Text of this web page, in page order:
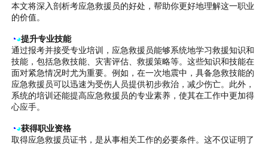
本文将深入剖析考应急救援员的好处，帮助你更好地理解这一职业
的价值。
◔◕提升专业技能
通过报考并接受专业培训，应急救援员能够系统地学习救援知识和
技能，包括急救技能、灾害评估、救援策略等。这些知识和技能在
面对紧急情况时尤为重要。例如，在一次地震中，具备急救技能的
应急救援员可以迅速为受伤人员提供初步救治，减少伤亡。此外，
系统的培训还能提高应急救援员的专业素养，使其在工作中更加得
心应手。
◔◕获得职业资格
取得应急救援员证书，是从事相关工作的必要条件。这不仅证明了